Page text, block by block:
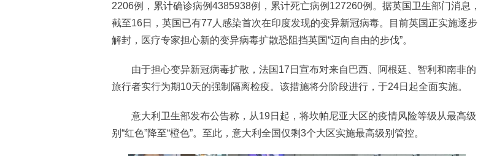
2206例，累计确诊病例4385938例，累计死亡病例127260例。据英国卫生部门消息，
截至16日，英国已有77人感染首次在印度发现的变异新冠病毒。目前英国正实施逐步
解封，医疗专家担心新的变异病毒扩散恐阻挡英国“迈向自由的步伐”。
由于担心变异新冠病毒扩散，法国17日宣布对来自巴西、阿根廷、智利和南非的
旅行者实行为期10天的强制隔离检疫。该措施将分阶段进行，于24日起全面实施。
意大利卫生部发布公告称，从19日起，将坎帕尼亚大区的疫情风险等级从最高级
别“红色”降至“橙色”。至此，意大利全国仅剩3个大区实施最高级别管控。